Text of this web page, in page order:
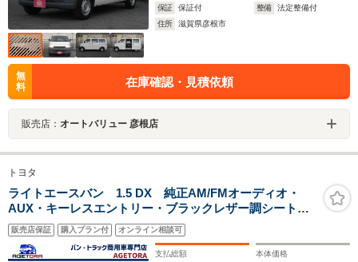
保証
保証付 整備
法定整備付
住所
滋賀県彦根市
無
料
在庫確認・見積依頼
販売店： オートバリュー 彦根店
トヨタ
ライトエースバン 1.5 DX 純正AM/FMオーディオ・
AUX・キーレスエントリー・ブラックレザー調シートカ
バー・電動ミラー・ヘッドライトレベライザー・両側ス
ライドドア・Wエアバック・ABS・純正ラバーフロアマ
ット
販売店保証 購入プラン付 オンライン相談可
支払総額 本体価格